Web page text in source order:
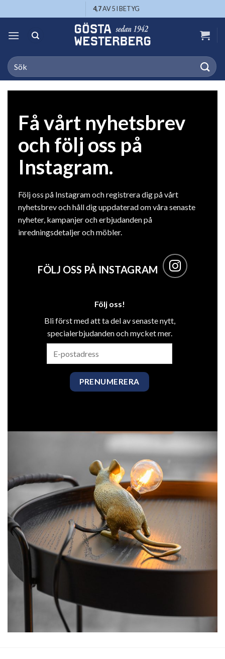
to
content
4,7AV 5 I BETYG
Search
for:
Få vårt nyhetsbrev
och följ oss på
Instagram.
Följ oss på Instagram och registrera dig på vårt
nyhetsbrev och håll dig uppdaterad om våra senaste
nyheter, kampanjer och erbjudanden på
inredningsdetaljer och möbler.
FÖLJ OSS PÅ INSTAGRAM
Följ oss!
Bli först med att ta del av senaste nytt,
specialerbjudanden och mycket mer.
postadress